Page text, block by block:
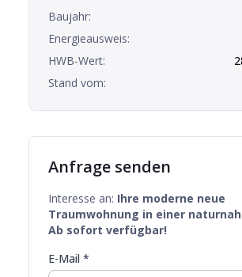
Baujahr:
Energieausweis:
HWB-Wert:
Stand vom:
Anfrage senden
Interesse an: Ihre moderne neue
Traumwohnung in einer
Ab sofort verfügbar!
E-Mail *